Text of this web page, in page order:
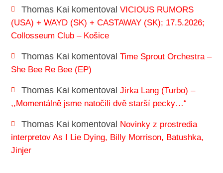
Thomas Kai komentoval VICIOUS RUMORS
(USA) + WAYD (SK) + CASTAWAY (SK); 17.5.2026;
Collosseum Club – Košice
Thomas Kai komentoval Time Sprout Orchestra –
She Bee Re Bee (EP)
Thomas Kai komentoval Jirka Lang (Turbo) –
,,Momentálně jsme natočili dvě starší pecky…“
Thomas Kai komentoval Novinky z prostredia
interpretov As I Lie Dying, Billy Morrison, Batushka,
Jinjer